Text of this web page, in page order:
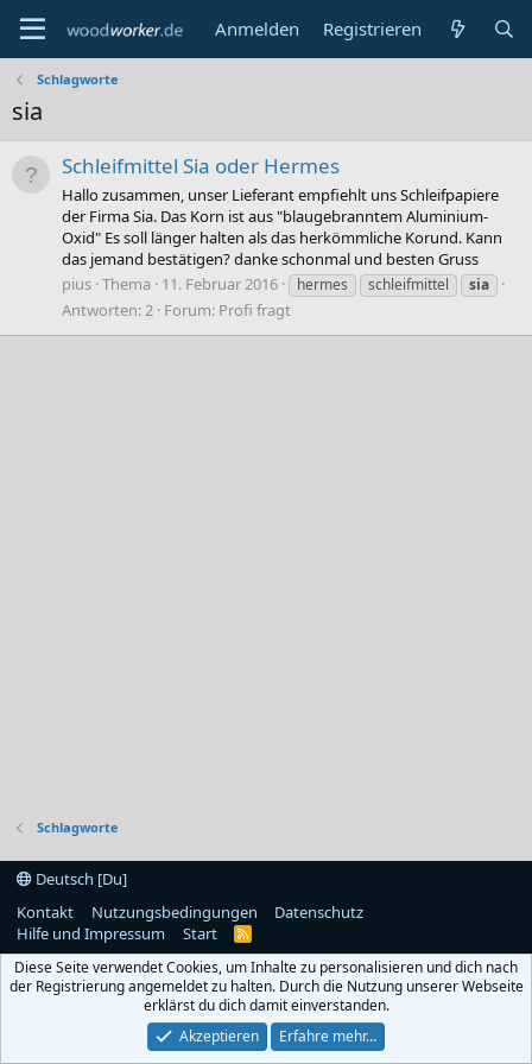
Anmelden Registrieren
Schlagworte
sia
Schleifmittel Sia oder Hermes
Hallo zusammen, unser Lieferant empfiehlt uns Schleifpapiere
der Firma Sia. Das Korn ist aus "blaugebranntem Aluminium-
Oxid" Es soll länger halten als das herkömmliche Korund. Kann
das jemand bestätigen? danke schonmal und besten Gruss
pius Thema 11. Februar 2016 hermes schleifmittel sia
Antworten: 2 Forum: Profi fragt
Schlagworte
Deutsch [Du]
Kontakt
Nutzungsbedingungen
Datenschutz
Hilfe und Impressum
Start
R
S
Diese Seite verwendet Cookies, um Inhalte zu personalisieren und dich nach
der Registrierung angemeldet zu halten. Durch die Nutzung unserer Webseite
erklärst du dich damit einverstanden.
Akzeptieren
Erfahre mehr…